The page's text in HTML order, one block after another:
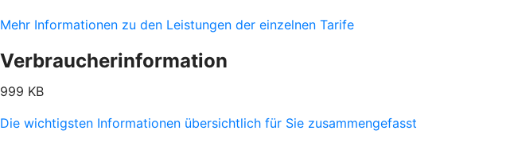
Mehr Informationen zu den Leistungen der einzelnen Tarife
Verbraucherinformation
999 KB
Die wichtigsten Informationen übersichtlich für Sie zusammengefasst